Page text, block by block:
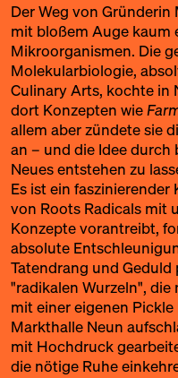
Der Weg von
mit bloßem Auge kaum
Mikroorganismen. Die
Molekularbiologie,
Culinary Arts, kochte in
dort Konzepten wie
allem aber zündete sie
an – und die Idee durch
Neues entstehen zu
Es ist ein faszinierender
von Roots Radicals mit
Konzepte vorantreibt,
absolute
Tatendrang und
"radikalen Wurzeln",
mit einer eigenen
Markthalle Neun
mit Hochdruck
die nötige Ruhe